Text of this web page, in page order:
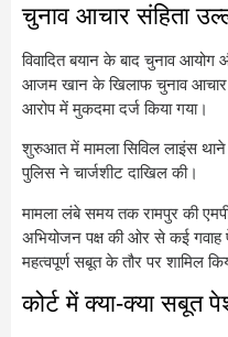
चुनाव आचार संहिता
विवादित बयान के बाद चुनाव
आजम खान के खिलाफ चुनाव
आरोप में मुकदमा दर्ज किया गया।
शुरुआत में मामला सिविल लाइंस
पुलिस ने चार्जशीट दाखिल की।
मामला लंबे समय तक रामपुर की
अभियोजन पक्ष की ओर से कई गवाह
महत्वपूर्ण सबूत के तौर पर शामिल
कोर्ट में क्या-क्या सबूत